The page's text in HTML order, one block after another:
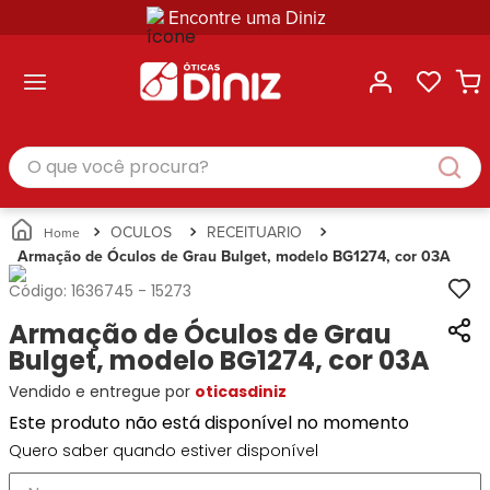
Encontre uma Diniz
Masculino
Feminino
Infantil
Unissex
Busque
Marcas
Ana
Hickmann
Bulget
Miu-
Miu
Guess
Lacoste
Categorias
Masculino
Feminino
Infantil
Unissex
Por
Ray-
Ban
Prada
Ana
Hickmann
Correntes
para
Óculos
Estojos
para
Óculos
Soluções
e
Cuidados
Busque
Ray-
Ban
Armani
Exchange
Tommy
Hilfiger
Ana
Hickmann
Guess
Categoria
Armações
de Óculos
Óculos
de Sol
para
Óculos
Estojo
para
Óculos
Gênero
Masculino
Feminino
O que você procura?
OCULOS
RECEITUARIO
Armação de Óculos de Grau Bulget, modelo BG1274, cor 03A
Código: 1636745 - 15273
Armação de Óculos de Grau
Bulget, modelo BG1274, cor 03A
Vendido e entregue por oticasdiniz
Este produto não está disponível no momento
Quero saber quando estiver disponível